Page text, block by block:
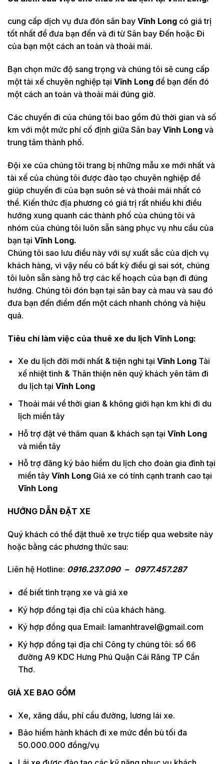
cung cấp dịch vụ đưa đón sân bay Vĩnh Long có giá trị
tốt nhất để đưa bạn đến và đi từ Sân bay Đến hoặc Đi
của bạn một cách an toàn và thoải mái.
Bạn chọn mức độ sang trọng và chúng tôi sẽ cung cấp
một tài xế chuyên nghiệp tại Vĩnh Long để bạn đến đó
một cách an toàn và thoải mái đúng giờ.
Các chuyến đi của chúng tôi bao gồm đủ thời gian và số
km với một mức phí cố định giữa Sân bay Vĩnh Long và
trung tâm thành phố.
Đội xe của chúng tôi trang bị những mẫu xe mới nhất và
tài xế của chúng tôi được đào tạo chuyên nghiệp để
giúp chuyến đi của bạn suôn sẻ và thoải mái nhất có
thể. Kiến thức địa phương có giá trị rất nhiều khi điều
hướng xung quanh các thành phố của chúng tôi và
nhóm của chúng tôi luôn sẵn sàng phục vụ nhu cầu của
bạn tại Vĩnh Long.
Chúng tôi sao lưu điều này với sự xuất sắc của dịch vụ
khách hàng, vì vậy nếu có bất kỳ điều gì sai sót, chúng
tôi luôn sẵn sàng hỗ trợ các kế hoạch của bạn đi đúng
hướng. Chúng tôi đón bạn tại sân bay cà mau và sau đó
đưa bạn đến điểm đến một cách nhanh chóng và hiệu
quả.
Tiêu chí làm việc của thuê xe du lịch Vĩnh Long:
Xe du lịch đời mới nhất & tiện nghi tại Vĩnh LongTài
xế nhiệt tình & Thân thiện nên quý khách yên tâm đi
du lịch tại Vĩnh Long
Thoải mái về thời gian & không giới hạn km khi đi du
lịch miền tây
Hỗ trợ đặt vé thăm quan & khách sạn tại Vĩnh Long
và miền tây
Hỗ trợ đăng ký bảo hiểm du lịch cho đoàn gia đình tại
miền tây Vĩnh LongGiá xe có tính cạnh tranh cao tại
Vĩnh Long
HƯỚNG DẪN ĐẶT XE
Quý khách có thể đặt thuê xe trực tiếp qua website này
hoặc bằng các phương thức sau:
Liên hệ Hotline: 0916.237.090 – 0977.457.287
để biết tình trạng xe và giá xe
Ký hợp đồng tại địa chỉ của khách hàng.
Ký hợp đồng qua Email: lamanhtravel@gmail.com
Ký hợp đồng tại địa chỉ Công ty chúng tôi: số 66
đường A9 KDC Hưng Phú Quận Cái Răng TP Cần
Thơ.
GIÁ XE BAO GỒM
Xe, xăng dầu, phí cầu đường, lương lái xe.
Bảo hiểm hành khách đi xe mức đền bù tối đa
50.000.000 đồng/vụ